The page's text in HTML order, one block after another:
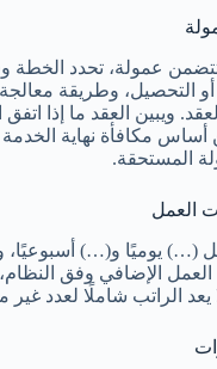
تتضمن عمولة، تحدد الخطة
أو التحصيل، وطريقة
العقد. ويبين العقد ما إذا
المستحقة.
العمل
يوميًا و(…) أسبوعيًا،
الإضافي وفق
يعد الراتب شاملًا لعدد